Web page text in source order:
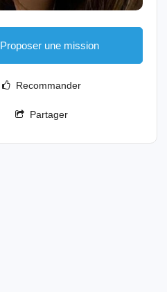
Proposer une mission
Recommander
Partager